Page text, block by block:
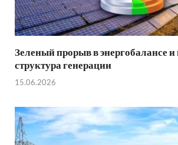
Зеленый прорыв в энергобалансе и
структура генерации
15.06.2026